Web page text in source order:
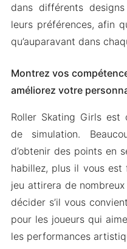
dans différents
leurs préférences, afin
qu’auparavant dans
Montrez vos
améliorez votre
Roller Skating Girls est
de simulation.
d’obtenir des points en
habillez, plus il vous est
jeu attirera de
décider s’il vous
pour les joueurs qui
les performances